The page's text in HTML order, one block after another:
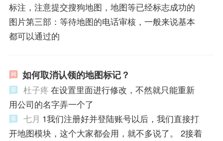
标注，注意提交搜狗地图，地图等已经标志成功的
图片第三部：等待地图的电话审核，一般来说基本
都可以通过的
如何取消认领的地图标记？
杜子疼 在设置里面进行修改，不然就只能重新
用公司的名字弄一个了
七月 1我们注册好并登陆账号以后，我们直接打
开地图模块，这个大家都会用，就不多说了。 2接着